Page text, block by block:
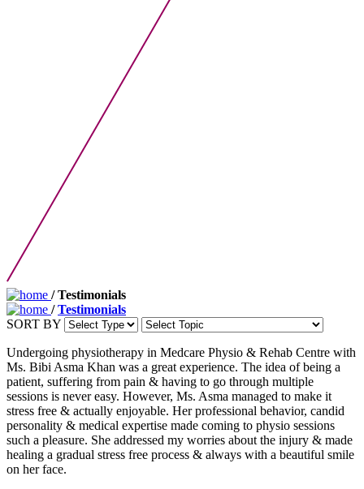
/ Testimonials
/Testimonials
SORT BY
Undergoing physiotherapy in Medcare Physio & Rehab Centre with
Ms. Bibi Asma Khan was a great experience. The idea of being a
patient, suffering from pain & having to go through multiple
sessions is never easy. However, Ms. Asma managed to make it
stress free & actually enjoyable. Her professional behavior, candid
personality & medical expertise made coming to physio sessions
such a pleasure. She addressed my worries about the injury & made
healing a gradual stress free process & always with a beautiful smile
on her face.